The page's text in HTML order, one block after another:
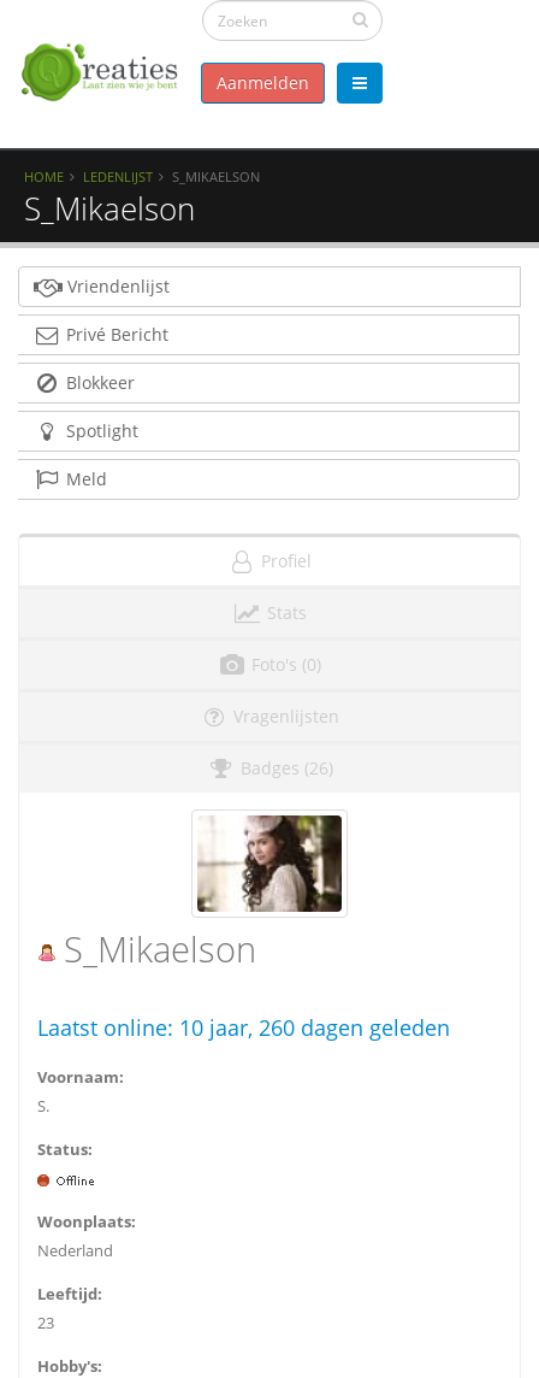
Aanmelden
HOME LEDENLIJST S_MIKAELSON
S_Mikaelson
Vriendenlijst
Privé Bericht
Blokkeer
Spotlight
Meld
Profiel
Stats
Foto's (0)
Vragenlijsten
Badges (26)
S_Mikaelson
Laatst online: 10 jaar, 260 dagen geleden
Voornaam:
S.
Status:
Woonplaats:
Nederland
Leeftijd:
23
Hobby's: